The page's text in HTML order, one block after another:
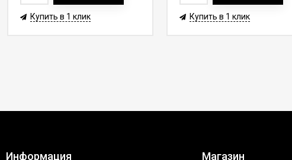
Купить в 1 клик Купить в 1 клик
Информация Магазин